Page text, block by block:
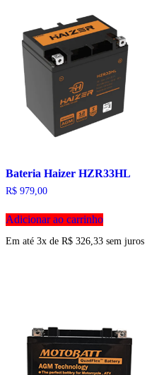
Bateria Haizer HZR33HL
R$ 979,00
Adicionar ao carrinho
Em até 3x de R$ 326,33 sem juros